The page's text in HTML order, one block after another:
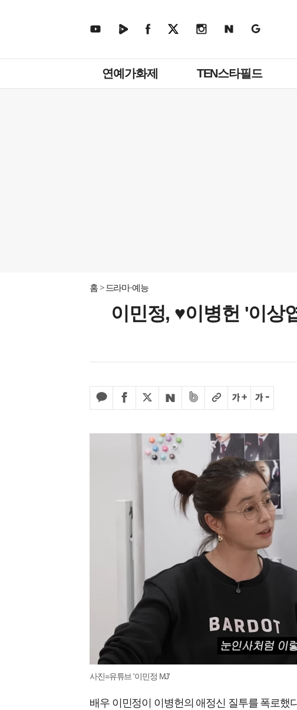
뉴
연예가화제 TEN스타필드
홈 드라마·예능
이민정, ♥이병헌 '이상
사진=유튜브 '이민정 MJ'
배우 이민정이 이병헌의 애정신 질투를 폭로했